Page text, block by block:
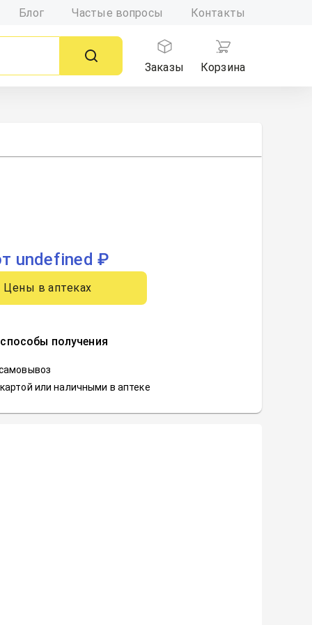
Блог Частые вопросы Контакты
Заказы
Корзина
undefined ₽
Цены в аптеках
получения
или наличными в аптеке